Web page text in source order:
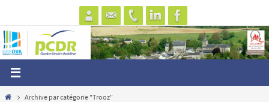
le
contenu
HomeArchive par catégorie "Trooz"